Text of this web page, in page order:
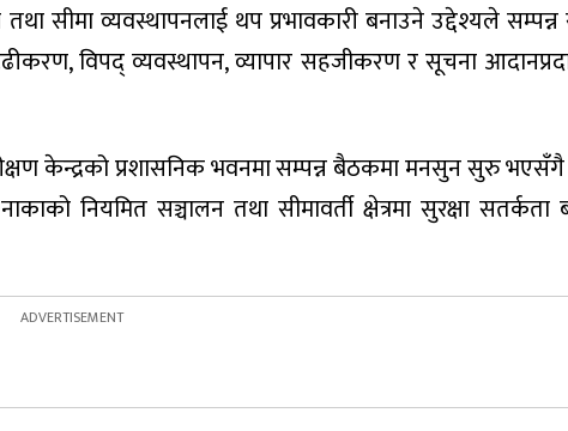
सीमा व्यवस्थापनलाई थप प्रभावकारी बनाउने उद्देश्यले
विपद् व्यवस्थापन, व्यापार सहजीकरण र सूचना
केन्द्रको प्रशासनिक भवनमा सम्पन्न बैठकमा मनसुन सुरु
नियमित सञ्चालन तथा सीमावर्ती क्षेत्रमा सुरक्षा सतर्कता